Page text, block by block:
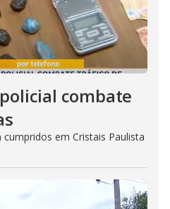
combate
em Cristais Paulista